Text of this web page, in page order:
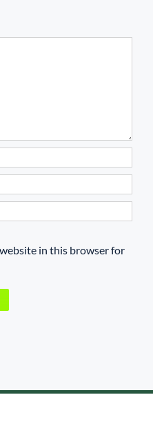
website in this browser for